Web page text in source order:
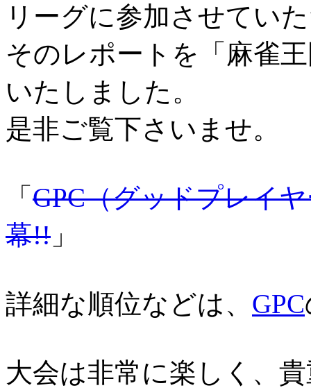
リーグに参加させてい
そのレポートを「麻雀
いたしました。
是非ご覧下さいませ。
「 GPC（グッドプレイ
幕!! 」
詳細な順位などは、 GPC
大会は非常に楽しく、